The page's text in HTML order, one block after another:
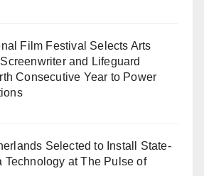
Film Festival Selects Arts
and Lifeguard
Consecutive Year to Power
Selected to Install State-
Technology at The Pulse of